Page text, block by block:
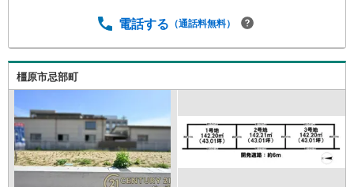
す。「資料をもらう」「見学予約をする」からエントリー
い合わせください。-----------------------------
電話する （通話料無料）
橿原市忌部町